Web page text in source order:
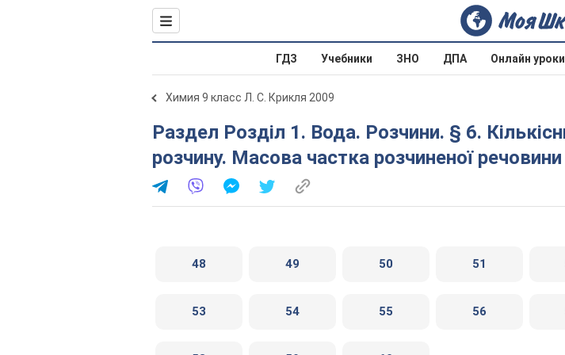
ГДЗ Учебники ЗНО ДПА Онлайн уроки
Химия 9 класс Л. С. Крикля 2009
Раздел Розділ 1. Вода. Розчини. § 6. Кількісний склад
розчину. Масова частка розчиненої речовини
48 49 50 51
53 54 55 56